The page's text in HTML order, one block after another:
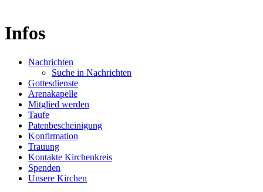
Infos
Nachrichten
Suche in Nachrichten
Gottesdienste
Arenakapelle
Mitglied werden
Taufe
Patenbescheinigung
Konfirmation
Trauung
Kontakte Kirchenkreis
Spenden
Unsere Kirchen